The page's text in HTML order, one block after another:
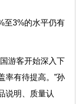
至3%的水平仍有
游客开始深入下
率有待提高。”孙
说明、质量认